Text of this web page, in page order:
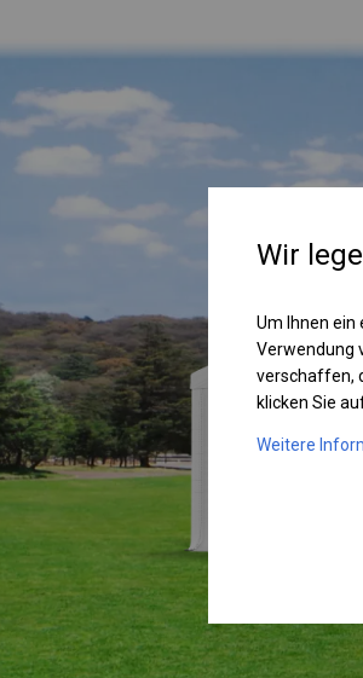
Wir
Um Ihnen
Verwendung
verschaffen,
klicken Sie
Weitere